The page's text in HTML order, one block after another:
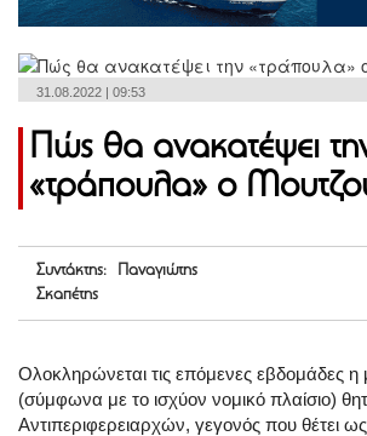
31.08.2022 | 09:53
Πώς θα ανακατέψει
«τράπουλα» ο
Συντάκτης: Παναγιώτης
Σκαπέτης
Ολοκληρώνεται τις επόμενες εβδομάδες η
(σύμφωνα με το ισχύον νομικό πλαίσιο)
Αντιπεριφερειαρχών, γεγονός που θέτει